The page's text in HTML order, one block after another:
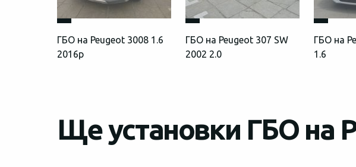
ГБО на Peugeot 3008 1.6
2016р
ГБО на Peugeot 307 SW
2002 2.0
ГБО на
1.6
Ще установки ГБО на